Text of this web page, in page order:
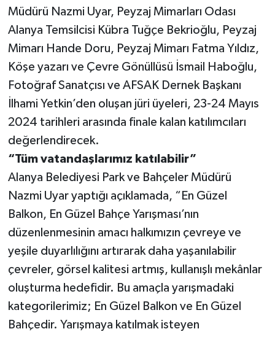
Müdürü Nazmi Uyar, Peyzaj Mimarları Odası
Alanya Temsilcisi Kübra Tuğçe Bekrioğlu, Peyzaj
Mimarı Hande Doru, Peyzaj Mimarı Fatma Yıldız,
Köşe yazarı ve Çevre Gönüllüsü İsmail Haboğlu,
Fotoğraf Sanatçısı ve AFSAK Dernek Başkanı
İlhami Yetkin’den oluşan jüri üyeleri, 23-24 Mayıs
2024 tarihleri arasında finale kalan katılımcıları
değerlendirecek.
“Tüm vatandaşlarımız katılabilir”
Alanya Belediyesi Park ve Bahçeler Müdürü
Nazmi Uyar yaptığı açıklamada, “En Güzel
Balkon, En Güzel Bahçe Yarışması’nın
düzenlenmesinin amacı halkımızın çevreye ve
yeşile duyarlılığını artırarak daha yaşanılabilir
çevreler, görsel kalitesi artmış, kullanışlı mekânlar
oluşturma hedefidir. Bu amaçla yarışmadaki
kategorilerimiz; En Güzel Balkon ve En Güzel
Bahçedir. Yarışmaya katılmak isteyen